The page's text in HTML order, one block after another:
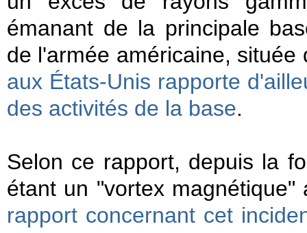
émanant de la principale
de l'armée américaine,
aux États-Unis rapporte
des activités de la base.
Selon ce rapport, depuis la
étant un "vortex
rapport concernant cet